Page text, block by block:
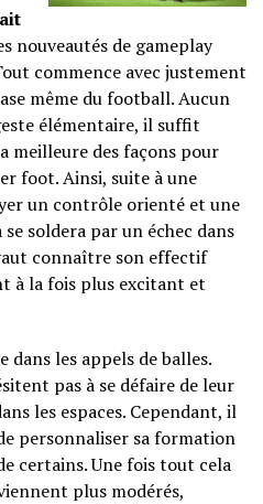
nouveautés de gameplay
commence avec justement
même du football. Aucun
élémentaire, il suffit
meilleure des façons pour
foot. Ainsi, suite à une
un contrôle orienté et une
soldera par un échec dans
connaître son effectif
à la fois plus excitant et
dans les appels de balles.
pas à se défaire de leur
les espaces. Cependant, il
personnaliser sa formation
certains. Une fois tout cela
plus modérés,